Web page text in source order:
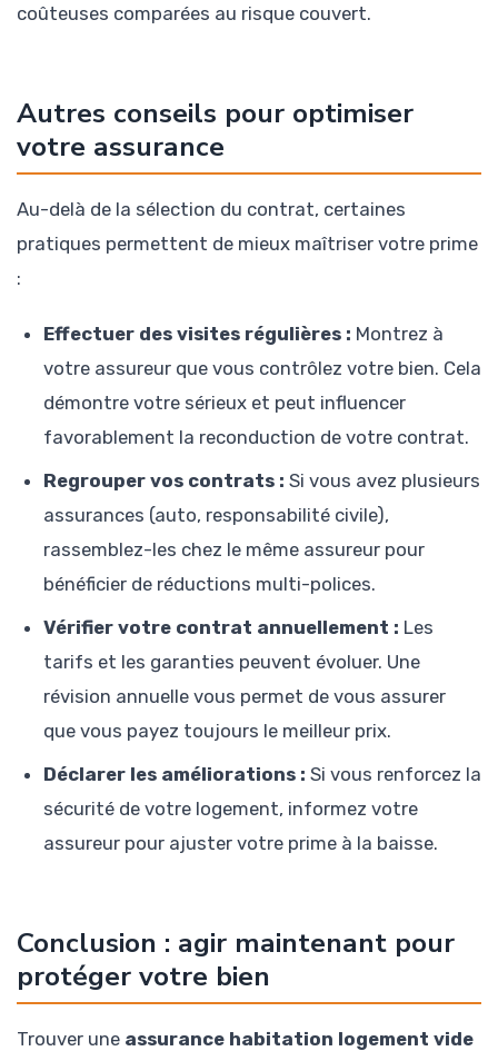
coûteuses comparées au risque couvert.
Autres conseils pour optimiser
votre assurance
Au-delà de la sélection du contrat, certaines
pratiques permettent de mieux maîtriser votre prime
:
Effectuer des visites régulières : Montrez à
votre assureur que vous contrôlez votre bien. Cela
démontre votre sérieux et peut influencer
favorablement la reconduction de votre contrat.
Regrouper vos contrats : Si vous avez plusieurs
assurances (auto, responsabilité civile),
rassemblez-les chez le même assureur pour
bénéficier de réductions multi-polices.
Vérifier votre contrat annuellement : Les
tarifs et les garanties peuvent évoluer. Une
révision annuelle vous permet de vous assurer
que vous payez toujours le meilleur prix.
Déclarer les améliorations : Si vous renforcez la
sécurité de votre logement, informez votre
assureur pour ajuster votre prime à la baisse.
Conclusion : agir maintenant pour
protéger votre bien
Trouver une assurance habitation logement vide